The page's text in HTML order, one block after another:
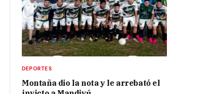
DEPORTES
Montaña dio la nota y le arrebató el